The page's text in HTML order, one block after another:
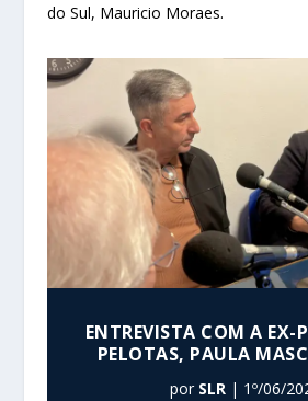
do Sul, Mauricio Moraes.
ENTREVISTA COM A EX-
PELOTAS, PAULA
por SLR| 1º/06/